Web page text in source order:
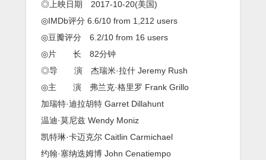
◎上映日期 2017-10-20(美国)
◎IMDb评分 6.6/10 from 1,212 users
◎豆瓣评分 6.2/10 from 16 users
◎片 长 82分钟
◎导 演 杰瑞米·拉什 Jeremy Rush
◎主 演 弗兰克·格里罗 Frank Grillo
加瑞特·迪拉胡特 Garret Dillahunt
温迪·莫尼兹 Wendy Moniz
凯特琳·卡迈克尔 Caitlin Carmichael
约翰·塞纳迭姆博 John Cenatiempo